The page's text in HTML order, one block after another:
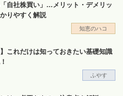
自社株買い」…メリット・デメリッ
りやすく解説
知恵のハコ
】これだけは知っておきたい基礎知識
ふやす